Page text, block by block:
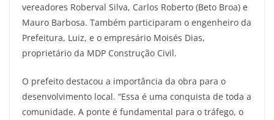
vereadores Roberval Silva, Carlos Roberto (Beto Broa) e
Mauro Barbosa. Também participaram o engenheiro da
Prefeitura, Luiz, e o empresário Moisés Dias,
proprietário da MDP Construção Civil.
O prefeito destacou a importância da obra para o
desenvolvimento local. “Essa é uma conquista de toda a
comunidade. A ponte é fundamental para o tráfego, o